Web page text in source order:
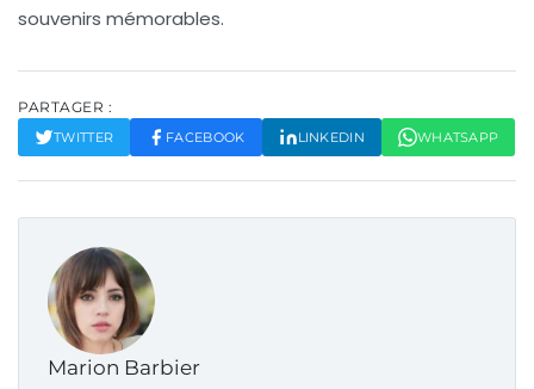
souvenirs mémorables.
PARTAGER :
TWITTER FACEBOOK LINKEDIN WHATSAPP
Marion Barbier